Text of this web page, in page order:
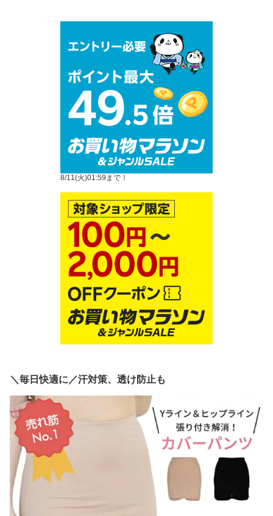
8/11(火)01:59まで！
＼毎日快適に／汗対策、透け防止も